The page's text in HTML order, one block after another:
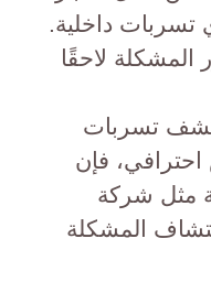
داخلية.
المشكلة لاحقًا
تسربات
احترافي، فإن
مثل شركة
المشكلة